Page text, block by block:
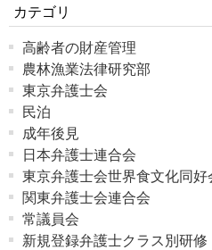
カテゴリ
高齢者の財産管理
農林漁業法律研究部
東京弁護士会
民泊
成年後見
日本弁護士連合会
東京弁護士会世界食文化同好
関東弁護士会連合会
常議員会
新規登録弁護士クラス別研修